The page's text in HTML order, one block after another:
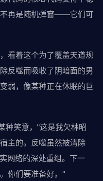
不再是随机弹窗——它们可
看着这个为了覆盖天道规
反噬而吸收了阴暗面的男
弱，像某种正在休眠的巨
种笑意，"这是我欠林昭
主的。反噬虽然被清除
网络的深处重组。下一
你们要准备好。"